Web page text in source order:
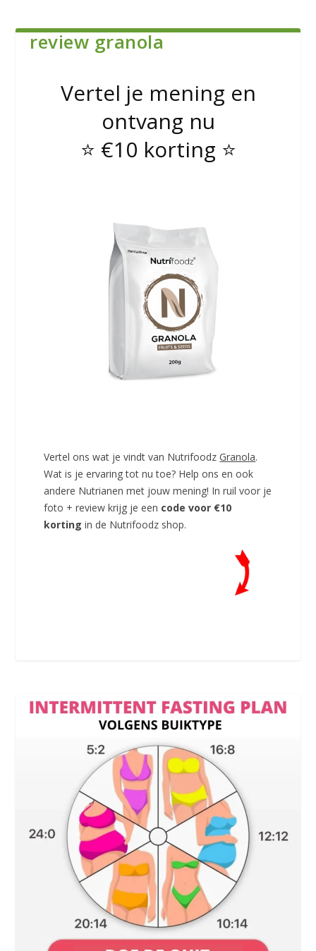
review granola
Vertel je mening en
ontvang nu
⭐️ €10 korting ⭐️
Vertel ons wat je vindt van NutrifoodzGranola.
Wat is je ervaring tot nu toe? Help ons en ook
andere Nutrianen met jouw mening! In ruil voor je
foto + review krijg je een code voor €10
korting in de Nutrifoodz shop.